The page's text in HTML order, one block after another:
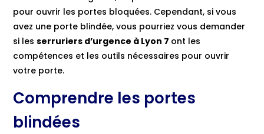
pour ouvrir les portes bloquées. Cependant, si vous
avez une porte blindée, vous pourriez vous demander
si lesserruriers d’urgence à Lyon 7 ont les
compétences et les outils nécessaires pour ouvrir
votre porte.
Comprendre les portes
blindées